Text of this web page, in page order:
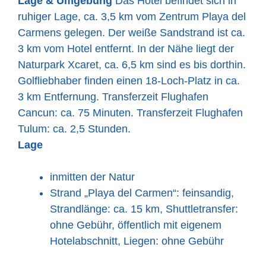
ruhiger Lage, ca. 3,5 km vom Zentrum Playa del
Carmens gelegen. Der weiße Sandstrand ist ca.
3 km vom Hotel entfernt. In der Nähe liegt der
Naturpark Xcaret, ca. 6,5 km sind es bis dorthin.
Golfliebhaber finden einen 18-Loch-Platz in ca.
3 km Entfernung. Transferzeit Flughafen
Cancun: ca. 75 Minuten. Transferzeit Flughafen
Tulum: ca. 2,5 Stunden.
Lage
inmitten der Natur
Strand „Playa del Carmen“: feinsandig,
Strandlänge: ca. 15 km, Shuttletransfer:
ohne Gebühr, öffentlich mit eigenem
Hotelabschnitt, Liegen: ohne Gebühr